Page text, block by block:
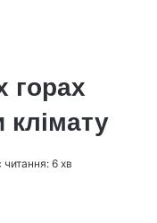
горах
читання: 6 хв